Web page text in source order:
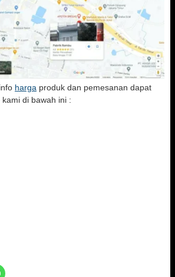
harga produk dan pemesanan dapat
di bawah ini :